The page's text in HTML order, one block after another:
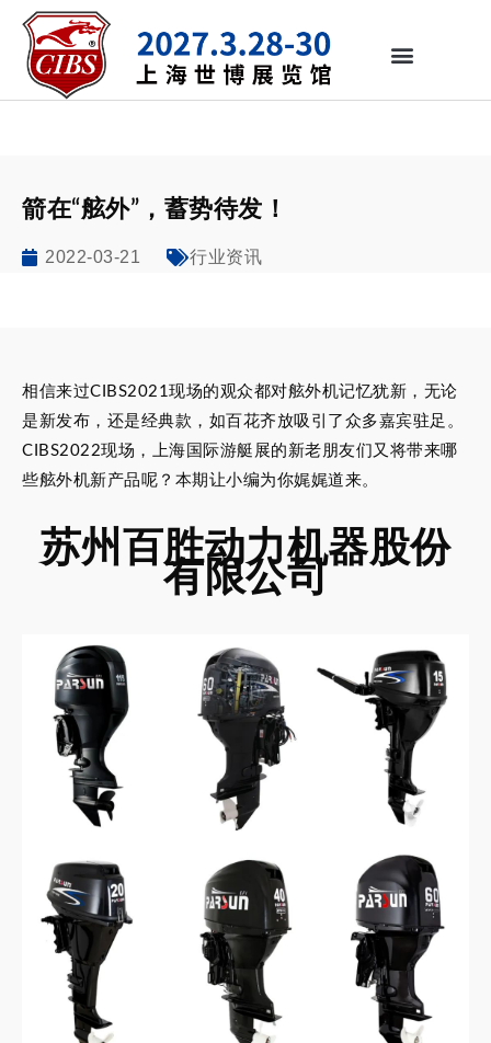
箭在“舷外”，蓄势待发！
2022-03-21 行业资讯
相信来过CIBS2021现场的观众都对舷外机记忆犹新，无论
是新发布，还是经典款，如百花齐放吸引了众多嘉宾驻足。
CIBS2022现场，上海国际游艇展的新老朋友们又将带来哪
些舷外机新产品呢？本期让小编为你娓娓道来。
苏州百胜动力机器股份
有限公司